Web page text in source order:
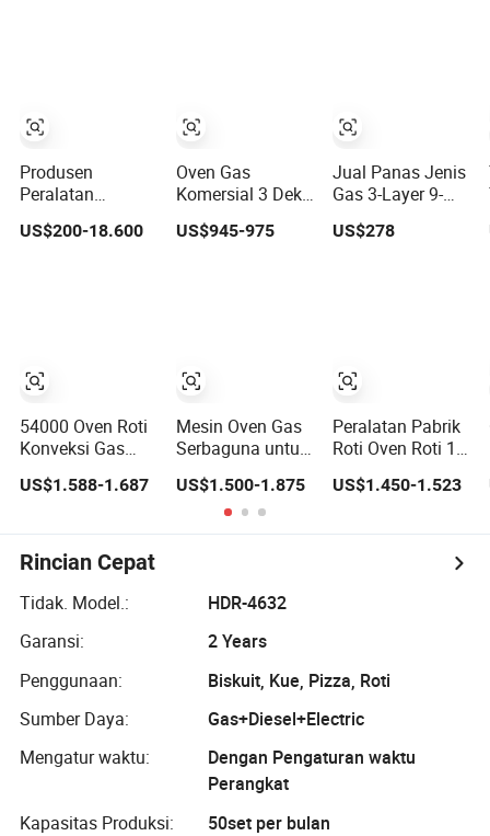
Produsen
Peralatan
Pemanggang Kue
Berkualitas
Konvensional
Deck Rotary
US$200-18.600
54000 Oven Roti
Konveksi Gas
Profesional
untuk Restoran
Hotel Peralatan
Bakery Disetujui
ETL (GCO613)
US$1.588-1.687
Oven Gas
Komersial 3 Dek
6 Loyang Mesin
Pemanggang
US$945-975
Mesin Oven Gas
Serbaguna untuk
Roti, Kue, dan
Pastry dengan 10
Loyang
US$1.500-1.875
Jual Panas Jenis
Gas 3-Layer 9-
Trays Oven Dek
400 Derajat
Roti Bakery Pizza
Kue Roti
Pemanggang
US$278
Peralatan Pabrik
Roti Oven Roti 12
Komersial Gas
Sistem Uap
US$1.450-1.523
Rincian Cepat
Tidak. Model.:
HDR-4632
Garansi:
2 Years
Penggunaan:
Biskuit, Kue, Pizza, Roti
Sumber Daya:
Gas+Diesel+Electric
Mengatur waktu:
Dengan Pengaturan waktu
Perangkat
Kapasitas Produksi:
50set per bulan